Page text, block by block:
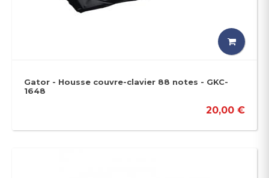
Gator - Housse couvre-clavier 88 notes - GKC-
1648
20,00 €